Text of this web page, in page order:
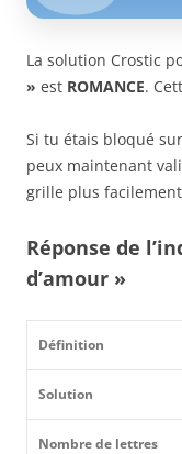
La solution Crostic
» est ROMANCE.
Si tu étais bloqué
peux maintenant
grille plus
Réponse de
d’amour »
Définition
Solution
Nombre de lettres